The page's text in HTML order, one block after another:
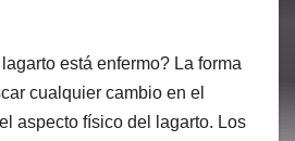
está enfermo? La forma
cualquier cambio en el
aspecto físico del lagarto. Los